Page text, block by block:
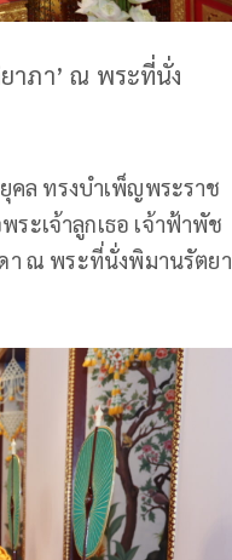
าภา’ ณ พระที่นั่ง
ยุคล ทรงบำเพ็ญพระราช
ะเจ้าลูกเธอ เจ้าฟ้าพัช
า ณ พระที่นั่งพิมานรัตยา